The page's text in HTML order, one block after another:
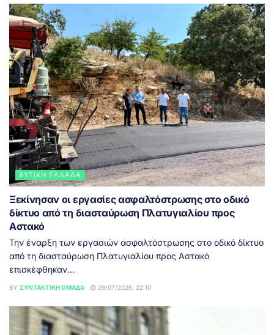
ΔΥΤΙΚΉ ΕΛΛΆΔΑ
Ξεκίνησαν οι εργασίες ασφαλτόστρωσης στο οδικό
δίκτυο από τη διασταύρωση Πλατυγιαλίου προς
Αστακό
Την έναρξη των εργασιών ασφαλτόστρωσης στο οδικό δίκτυο
από τη διασταύρωση Πλατυγιαλίου προς Αστακό
επισκέφθηκαν...
BY ΣΥΝΤΑΚΤΙΚΉ ΟΜΆΔΑ 29/07/2026, 22:10